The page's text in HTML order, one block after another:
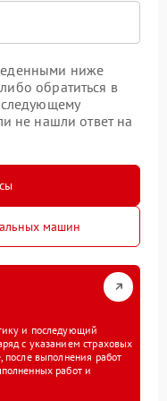
ниже
обратиться в
следующему
не нашли ответ на
машин
и последующий
с указанием страховых
после выполнения работ
работ и